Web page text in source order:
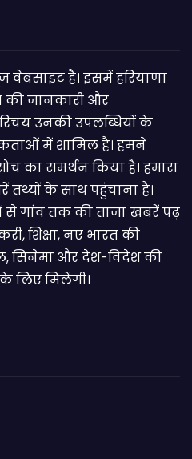
वेबसाइट है। इसमें हरियाणा
की जानकारी और
उनकी उपलब्धियों के
में शामिल है। हमने
का समर्थन किया है। हमारा
के साथ पहुंचाना है।
से गांव तक की ताजा खबरें पढ़
शिक्षा, नए भारत की
सिनेमा और देश-विदेश की
लिए मिलेंगी।